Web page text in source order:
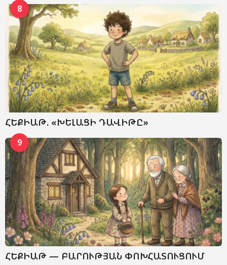
8
ՀԵՔԻԱԹ. «ԽԵԼԱՑԻ ԴԱՎԻԹԸ»
9
ՀԵՔԻԱԹ — ԲԱՐՈՒԹՅԱՆ ՓՈԽՀԱՏՈՒՑՈՒՄ